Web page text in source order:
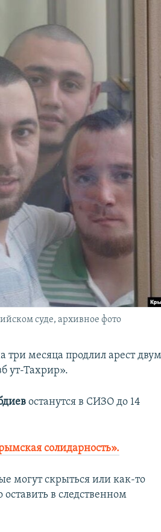
суде, архивное фото
три месяца продлил арест двум
ут-Тахрир».
останутся в СИЗО до 14
солидарность».
могут скрыться или как-то
в следственном